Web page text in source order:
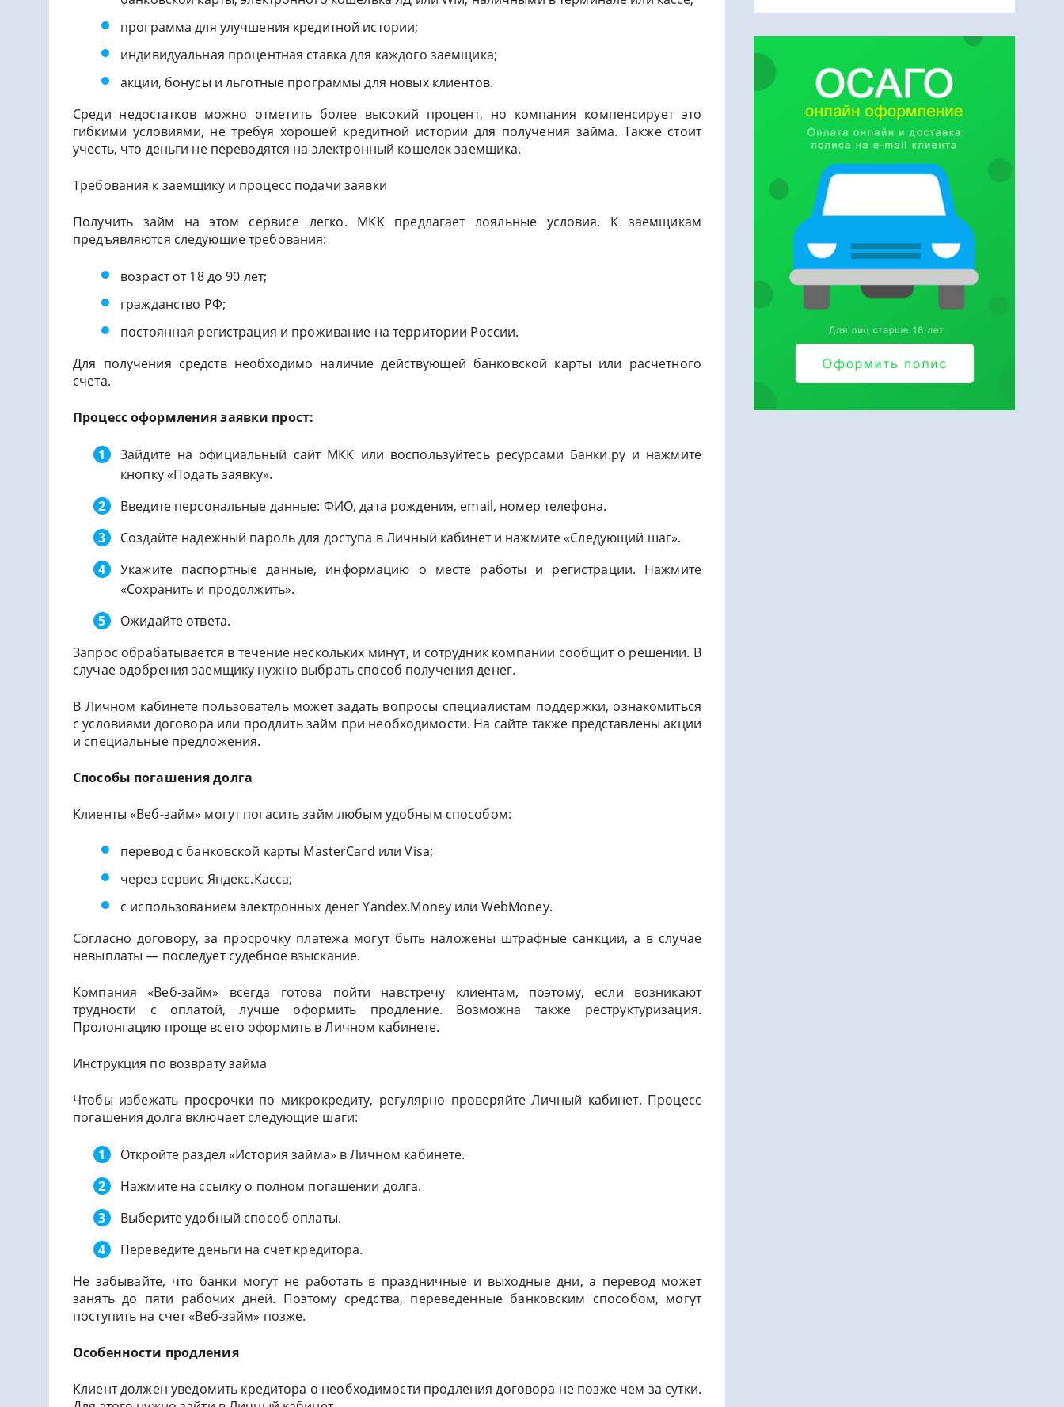
программа для улучшения кредитной истории;
индивидуальная процентная ставка для каждого заемщика;
акции, бонусы и льготные программы для новых клиентов.
Среди недостатков можно отметить более высокий процент, но компания компенсирует это
гибкими условиями, не требуя хорошей кредитной истории для получения займа. Также стоит
учесть, что деньги не переводятся на электронный кошелек заемщика.
Требования к заемщику и процесс подачи заявки
Получить займ на этом сервисе легко. МКК предлагает лояльные условия. К заемщикам
предъявляются следующие требования:
возраст от 18 до 90 лет;
гражданство РФ;
постоянная регистрация и проживание на территории России.
Для получения средств необходимо наличие действующей банковской карты или расчетного
счета.
Процесс оформления заявки прост:
Зайдите на официальный сайт МКК или воспользуйтесь ресурсами Банки.ру и нажмите
кнопку «Подать заявку».
Введите персональные данные: ФИО, дата рождения, email, номер телефона.
Создайте надежный пароль для доступа в Личный кабинет и нажмите «Следующий шаг».
Укажите паспортные данные, информацию о месте работы и регистрации. Нажмите
«Сохранить и продолжить».
Ожидайте ответа.
Запрос обрабатывается в течение нескольких минут, и сотрудник компании сообщит о решении. В
случае одобрения заемщику нужно выбрать способ получения денег.
В Личном кабинете пользователь может задать вопросы специалистам поддержки, ознакомиться
с условиями договора или продлить займ при необходимости. На сайте также представлены акции
и специальные предложения.
Способы погашения долга
Клиенты «Веб-займ» могут погасить займ любым удобным способом:
перевод с банковской карты MasterCard или Visa;
через сервис Яндекс.Касса;
с использованием электронных денег Yandex.Money или WebMoney.
Согласно договору, за просрочку платежа могут быть наложены штрафные санкции, а в случае
невыплаты — последует судебное взыскание.
Компания «Веб-займ» всегда готова пойти навстречу клиентам, поэтому, если возникают
трудности с оплатой, лучше оформить продление. Возможна также реструктуризация.
Пролонгацию проще всего оформить в Личном кабинете.
Инструкция по возврату займа
Чтобы избежать просрочки по микрокредиту, регулярно проверяйте Личный кабинет. Процесс
погашения долга включает следующие шаги:
Откройте раздел «История займа» в Личном кабинете.
Нажмите на ссылку о полном погашении долга.
Выберите удобный способ оплаты.
Переведите деньги на счет кредитора.
Не забывайте, что банки могут не работать в праздничные и выходные дни, а перевод может
занять до пяти рабочих дней. Поэтому средства, переведенные банковским способом, могут
поступить на счет «Веб-займ» позже.
Особенности продления
Клиент должен уведомить кредитора о необходимости продления договора не позже чем за сутки.